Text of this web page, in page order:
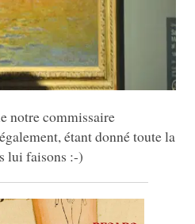
notre commissaire
étant donné toute la
lui faisons :-)